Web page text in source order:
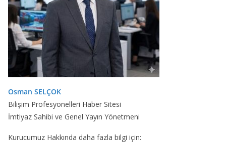
Osman SELÇOK
Bilişim Profesyonelleri Haber Sitesi
İmtiyaz Sahibi ve Genel Yayın Yönetmeni
Kurucumuz Hakkında daha fazla bilgi için: